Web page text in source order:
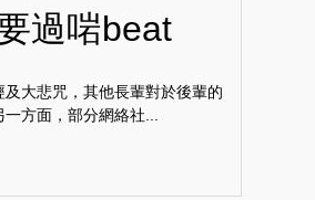
過啱beat
大悲咒，其他長輩對於後輩的
方面，部分網絡社...